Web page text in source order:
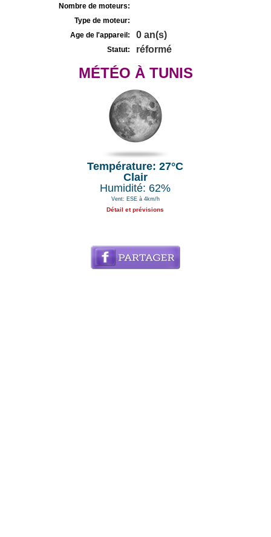
Nombre de moteurs:
Type de moteur:
Age de l'appareil:
0 an(s)
Statut: réformé
MÉTÉO À TUNIS
Température: 27°C
Clair
Humidité: 62%
Vent: ESE à 4km/h
Détail et prévisions